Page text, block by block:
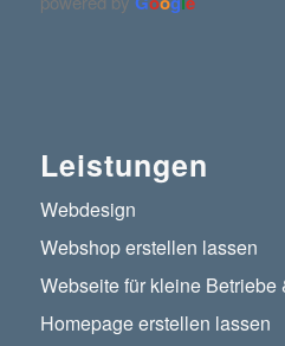
Leistungen
Webdesign
Webshop erstellen lassen
Webseite für kleine Betriebe
Homepage erstellen lassen